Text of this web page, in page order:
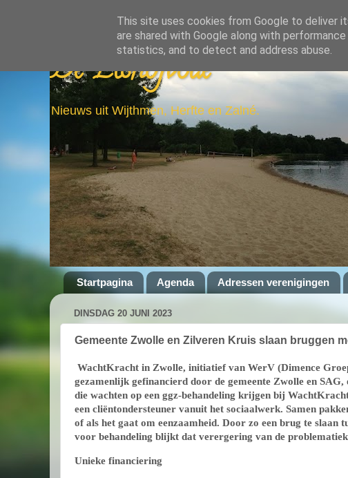
De Elshofbode
Nieuws uit Wijthmen, Herfte en Zalné.
Startpagina Agenda Adressen verenigingen
DINSDAG 20 JUNI 2023
Gemeente Zwolle en Zilveren Kruis slaan bruggen
WachtKracht in Zwolle, initiatief van WerV (Dimence
gezamenlijk gefinancierd door de gemeente Zwolle en
die wachten op een ggz-behandeling krijgen bij
een cliëntondersteuner vanuit het sociaalwerk. Samen
of als het gaat om eenzaamheid. Door zo een brug te slaan
voor behandeling blijkt dat verergering van de
Unieke financiering
This site uses cookies from Google to deliver
are shared with Google along with
statistics, and to detect and address abuse.